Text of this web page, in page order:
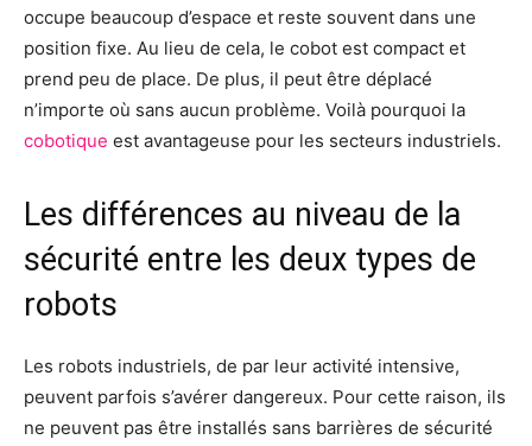
occupe beaucoup d’espace et reste souvent dans une
position fixe. Au lieu de cela, le cobot est compact et
prend peu de place. De plus, il peut être déplacé
n’importe où sans aucun problème. Voilà pourquoi la
cobotique est avantageuse pour les secteurs industriels.
Les différences au niveau de la
sécurité entre les deux types de
robots
Les robots industriels, de par leur activité intensive,
peuvent parfois s’avérer dangereux. Pour cette raison, ils
ne peuvent pas être installés sans barrières de sécurité